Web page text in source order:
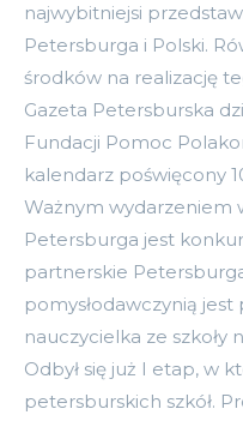
najwybitniejsi
Petersburga i Polski.
środków na realizację
Gazeta Petersburska
Fundacji Pomoc
kalendarz poświęcony
Ważnym wydarzeniem
Petersburga jest
partnerskie
pomysłodawczynią jest
nauczycielka ze szkoły
Odbył się już I etap, w
petersburskich szkół.